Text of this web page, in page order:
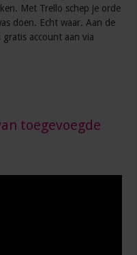
Met Trello schep je orde
doen. Echt waar. Aan de
gratis account aan via
toegevoegde